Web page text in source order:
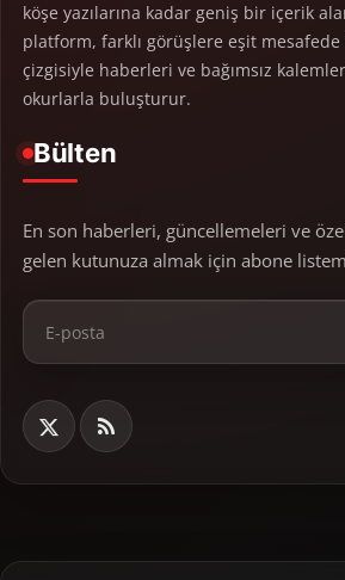
köşe yazılarına kadar geniş bir içerik
platform, farklı görüşlere eşit
çizgisiyle haberleri ve bağımsız
okurlarla buluşturur.
Bülten
En son haberleri, güncellemeleri ve
gelen kutunuza almak için abone